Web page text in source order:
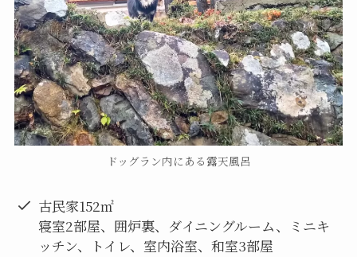
ドッグラン内にある露天風呂
古民家152㎡
寝室2部屋、囲炉裏、ダイニングルーム、ミニキ
ッチン、トイレ、室内浴室、和室3部屋